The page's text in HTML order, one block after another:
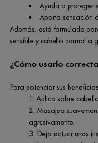
Ayuda a proteger
Aporta sensación
Además, está formulado
sensible y cabello normal a
¿Cómo usarlo
Para potenciar sus
Aplica sobre
Masajea
agresivamente.
Deja actuar unos